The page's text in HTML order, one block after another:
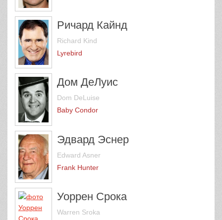
Ричард Кайнд
Richard Kind
Lyrebird
Дом ДеЛуис
Dom DeLuise
Baby Condor
Эдвард Эснер
Edward Asner
Frank Hunter
Уоррен Срока
Warren Sroka